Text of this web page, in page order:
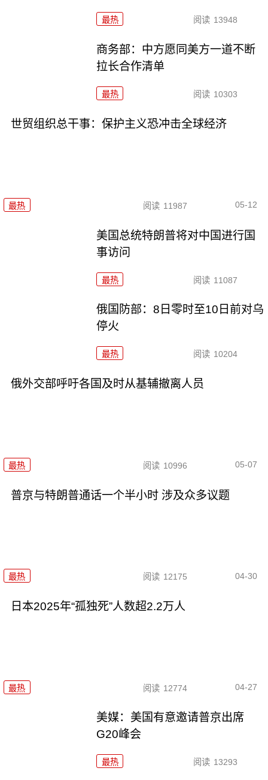
最热 阅读 13948
商务部：中方愿同美方一道不断
拉长合作清单
最热 阅读 10303
世贸组织总干事：保护主义恐冲击全球经济
最热 阅读 11987 05-12
美国总统特朗普将对中国进行国
事访问
最热 阅读 11087
俄国防部：8日零时至10日前对乌
停火
最热 阅读 10204
俄外交部呼吁各国及时从基辅撤离人员
最热 阅读 10996 05-07
普京与特朗普通话一个半小时 涉及众多议题
最热 阅读 12175 04-30
日本2025年“孤独死”人数超2.2万人
最热 阅读 12774 04-27
美媒：美国有意邀请普京出席
G20峰会
最热 阅读 13293